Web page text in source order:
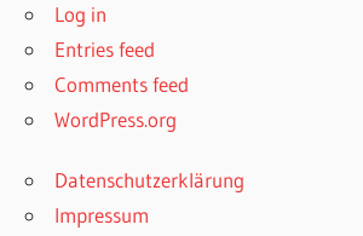
Log in
Entries feed
Comments feed
WordPress.org
Datenschutzerklärung
Impressum